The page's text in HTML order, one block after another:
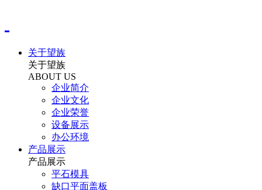
关于望族
关于望族
ABOUT US
企业简介
企业文化
企业荣誉
设备展示
办公环境
产品展示
产品展示
平石模具
缺口平面盖板